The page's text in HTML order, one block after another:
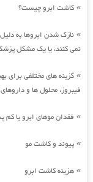
» کاشت ابرو چیست؟
» نازک شدن ابروها به
نمی کنند، یا یک مشکل
» گزینه های مختلفی برای
فیبروز، محلول ها و
» فقدان موهای ابرو یا کم
» پیوند و کاشت مو
» هزینه کاشت ابرو